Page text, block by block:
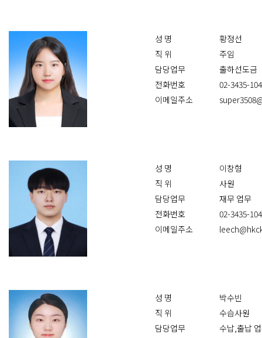
성 명
황정선
직 위
주임
담당업무
출하선도금
전화번호
02-3435-
이메일주소
성 명
이창형
직 위
사원
담당업무
재무 업무
전화번호
02-3435-
이메일주소
성 명
박수빈
직 위
수습사원
담당업무
수납,출납